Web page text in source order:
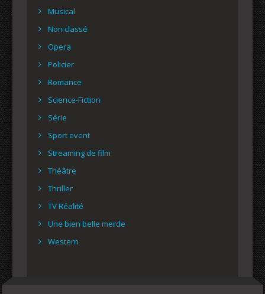
Musical
Non classé
Opera
Policier
Romance
Science-Fiction
Série
Sport event
Streaming de film
Théâtre
Thriller
TV Réalité
Une bien belle merde
Western